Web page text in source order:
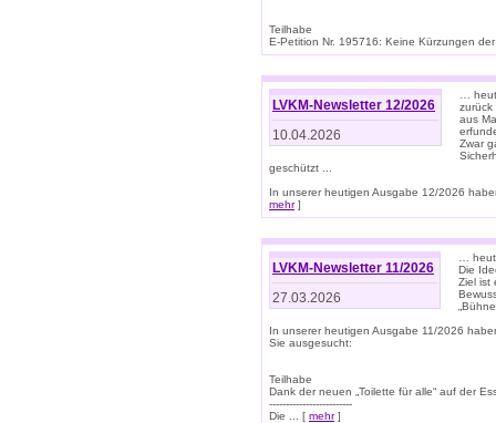
Teilhabe
E-Petition Nr. 195716: Keine Kürzungen
LVKM-Newsletter 12/2026
10.04.2026
…
zurück
aus
Zwar
geschützt ...
In unserer heutigen Ausgabe 12/2026
mehr]
LVKM-Newsletter 11/2026
27.03.2026
…
Die
Ziel ist
In unserer heutigen Ausgabe 11/2026
Sie ausgesucht:
Teilhabe
Dank der neuen „Toilette für alle“ auf der
-------------------------
Die ... [ mehr]